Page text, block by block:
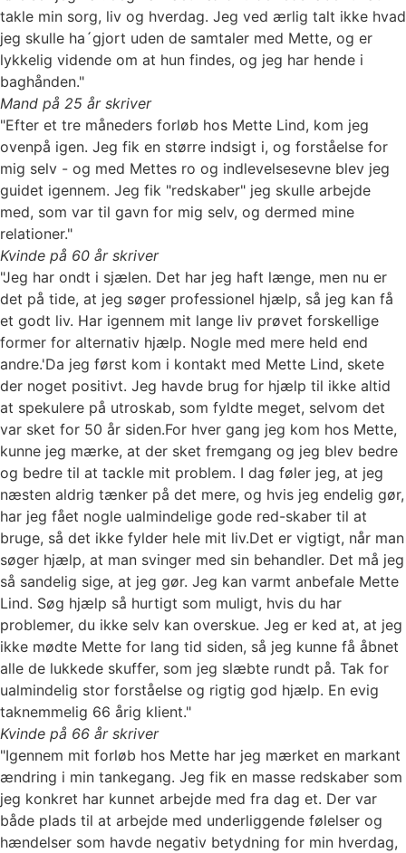
takle min sorg, liv og hverdag. Jeg ved ærlig talt ikke hvad
jeg skulle ha´gjort uden de samtaler med Mette, og er
lykkelig vidende om at hun findes, og jeg har hende i
baghånden."
Mand på 25 år skriver
"Efter et tre måneders forløb hos Mette Lind, kom jeg
ovenpå igen. Jeg fik en større indsigt i, og forståelse for
mig selv - og med Mettes ro og indlevelsesevne blev jeg
guidet igennem. Jeg fik "redskaber" jeg skulle arbejde
med, som var til gavn for mig selv, og dermed mine
relationer."
Kvinde på 60 år skriver
"Jeg har ondt i sjælen. Det har jeg haft længe, men nu er
det på tide, at jeg søger professionel hjælp, så jeg kan få
et godt liv. Har igennem mit lange liv prøvet forskellige
former for alternativ hjælp. Nogle med mere held end
andre.'Da jeg først kom i kontakt med Mette Lind, skete
der noget positivt. Jeg havde brug for hjælp til ikke altid
at spekulere på utroskab, som fyldte meget, selvom det
var sket for 50 år siden.For hver gang jeg kom hos Mette,
kunne jeg mærke, at der sket fremgang og jeg blev bedre
og bedre til at tackle mit problem. I dag føler jeg, at jeg
næsten aldrig tænker på det mere, og hvis jeg endelig gør,
har jeg fået nogle ualmindelige gode red-skaber til at
bruge, så det ikke fylder hele mit liv.Det er vigtigt, når man
søger hjælp, at man svinger med sin behandler. Det må jeg
så sandelig sige, at jeg gør. Jeg kan varmt anbefale Mette
Lind. Søg hjælp så hurtigt som muligt, hvis du har
problemer, du ikke selv kan overskue. Jeg er ked at, at jeg
ikke mødte Mette for lang tid siden, så jeg kunne få åbnet
alle de lukkede skuffer, som jeg slæbte rundt på. Tak for
ualmindelig stor forståelse og rigtig god hjælp. En evig
taknemmelig 66 årig klient."
Kvinde på 66 år skriver
"Igennem mit forløb hos Mette har jeg mærket en markant
ændring i min tankegang. Jeg fik en masse redskaber som
jeg konkret har kunnet arbejde med fra dag et. Der var
både plads til at arbejde med underliggende følelser og
hændelser som havde negativ betydning for min hverdag,